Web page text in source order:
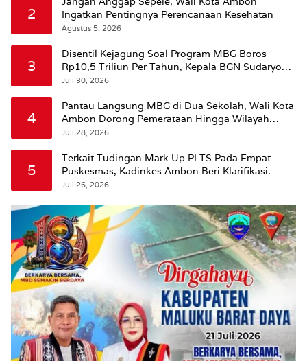
2
Ingatkan Pentingnya Perencanaan Kesehatan
Agustus 5, 2026
3
Disentil Kejagung Soal Program MBG Boros
Rp10,5 Triliun Per Tahun, Kepala BGN Sudaryono
Beri Penjelasan
Juli 30, 2026
4
Pantau Langsung MBG di Dua Sekolah, Wali Kota
Ambon Dorong Pemerataan Hingga Wilayah
Leitimur Selatan
Juli 28, 2026
5
Terkait Tudingan Mark Up PLTS Pada Empat
Puskesmas, Kadinkes Ambon Beri Klarifikasi.
Juli 26, 2026